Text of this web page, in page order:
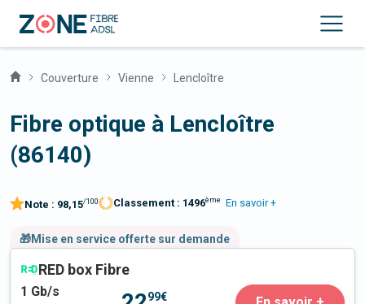
Couverture Vienne Lencloître
Fibre optique à Lencloître
(86140)
Note : 98,15/100 Classement : 1496ème En savoir +
🎁Mise en service offerte sur demande
RED box Fibre
1 Gb/s
99€